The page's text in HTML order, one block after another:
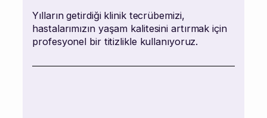
Yılların getirdiği klinik tecrübemizi,
hastalarımızın yaşam kalitesini artırmak için
profesyonel bir titizlikle kullanıyoruz.